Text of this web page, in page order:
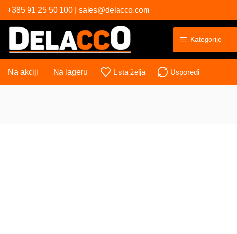
+385 91 25 50 100 | sales@delacco.com
Kategorije
Na akciji Na lageru Lista želja Usporedi